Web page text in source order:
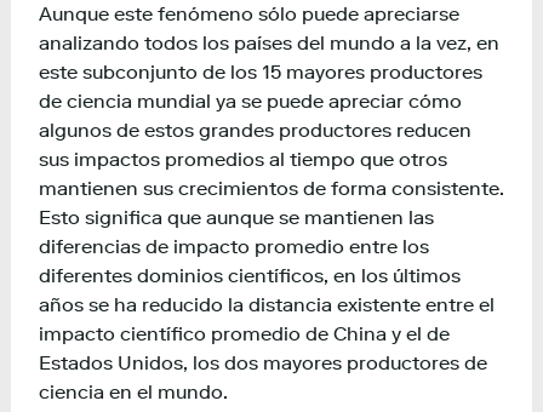
Aunque este fenómeno sólo puede apreciarse
analizando todos los países del mundo a la vez, en
este subconjunto de los 15 mayores productores
de ciencia mundial ya se puede apreciar cómo
algunos de estos grandes productores reducen
sus impactos promedios al tiempo que otros
mantienen sus crecimientos de forma consistente.
Esto significa que aunque se mantienen las
diferencias de impacto promedio entre los
diferentes dominios científicos, en los últimos
años se ha reducido la distancia existente entre el
impacto científico promedio de China y el de
Estados Unidos, los dos mayores productores de
ciencia en el mundo.